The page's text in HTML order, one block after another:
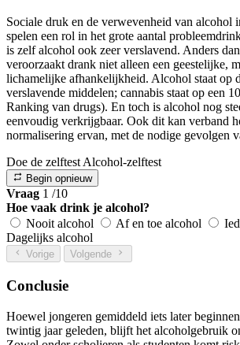
Sociale druk en de verwevenheid van alcohol
spelen een rol in het grote aantal
is zelf alcohol ook zeer verslavend. Anders
veroorzaakt drank niet alleen een geestelijke,
lichamelijke afhankelijkheid. Alcohol staat op
verslavende middelen; cannabis staat op een
Ranking van drugs). En toch is alcohol nog
eenvoudig verkrijgbaar. Ook dit kan verband
normalisering ervan, met de nodige gevolgen
Doe de zelftest Alcohol-zelftest
Begin opnieuw
Vraag 1 /10
Hoe vaak drink je alcohol?
Nooit alcohol
Af en toe alcohol
Dagelijks alcohol
Vorige Volgende
Conclusie
Hoewel jongeren gemiddeld iets later
twintig jaar geleden, blijft het alcoholgebruik